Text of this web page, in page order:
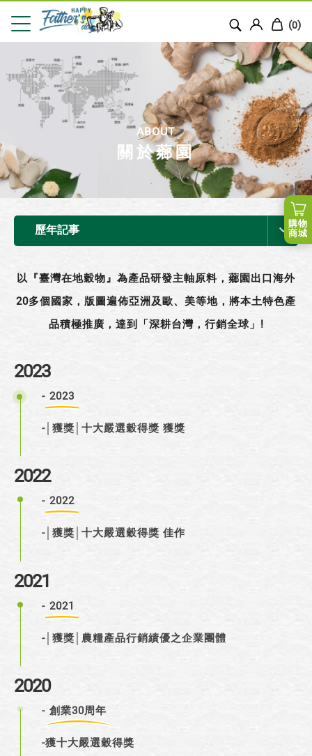
(0)
購物
商城
ABOUT
關於薌園
歷年記事
以『臺灣在地穀物』為產品研發主軸原料，薌園出口海外
20多個國家，版圖遍佈亞洲及歐、美等地，將本土特色產
品積極推廣，達到「深耕台灣，行銷全球」!
2023
- 2023
-│獲獎│十大嚴選穀得獎 獲獎
2022
- 2022
-│獲獎│十大嚴選穀得獎 佳作
2021
- 2021
-│獲獎│農糧產品行銷績優之企業團體
2020
- 創業30周年
-獲十大嚴選穀得獎